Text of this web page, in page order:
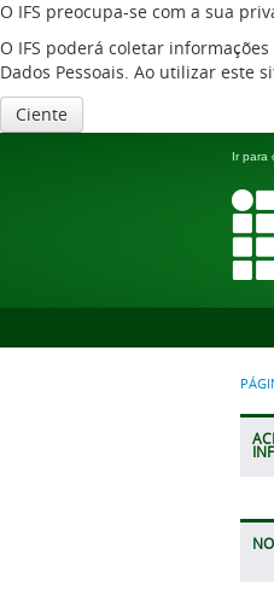
O IFS preocupa-se com a sua
O IFS poderá coletar
Dados Pessoais. Ao utilizar este
Ciente
Ir para